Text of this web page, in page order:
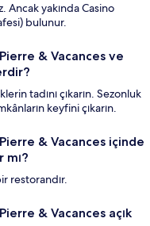
Ancak yakında Casino
bulunur.
& Vacances ve
tadını çıkarın. Sezonluk
keyfini çıkarın.
& Vacances içinde
mı?
restorandır.
& Vacances açık